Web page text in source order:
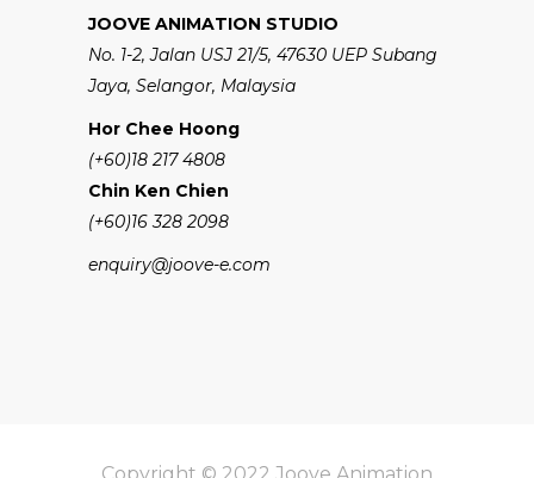
JOOVE ANIMATION STUDIO
No. 1-2, Jalan USJ 21/5, 47630 UEP Subang
Jaya, Selangor, Malaysia
Hor Chee Hoong
(+60)18 217 4808
Chin Ken Chien
(+60)16 328 2098
enquiry@joove-e.com